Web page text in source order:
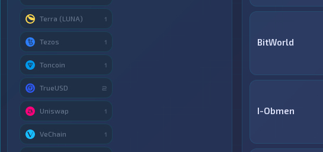
BitWorld
I-Obmen
Terra (LUNA) 1
Tezos 1
Toncoin 1
TrueUSD 2
Uniswap 1
VeChain 1